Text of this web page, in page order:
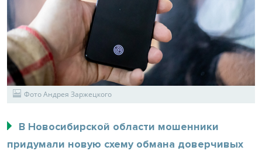
Фото Андрея Заржецкого
В Новосибирской области мошенники
придумали новую схему обмана доверчивых